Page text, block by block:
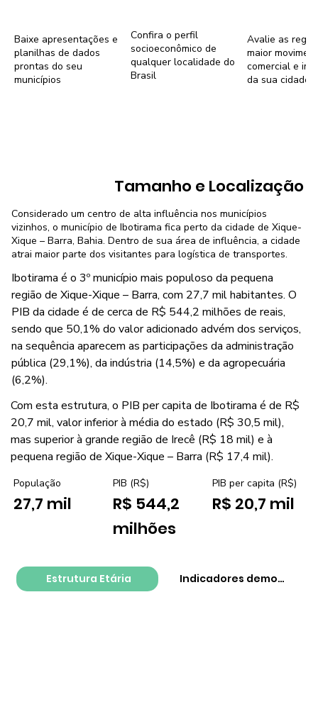
Baixe apresentações e
planilhas de dados
prontas do seu
municípios
Confira o perfil
socioeconômico de
qualquer localidade do
Brasil
Avalie as
maior
comercial e
da sua cidade
Estrutura Etária Indicadores
Tamanho e Localização
Considerado um centro de alta influência nos municípios
vizinhos, o município de Ibotirama fica perto da cidade de Xique-
Xique – Barra, Bahia. Dentro de sua área de influência, a cidade
atrai maior parte dos visitantes para logística de transportes.
Ibotirama é o 3º município mais populoso da pequena
região de Xique-Xique – Barra, com 27,7 mil habitantes. O
PIB da cidade é de cerca de R$ 544,2 milhões de reais,
sendo que 50,1% do valor adicionado advém dos serviços,
na sequência aparecem as participações da administração
pública (29,1%), da indústria (14,5%) e da agropecuária
(6,2%).
Com esta estrutura, o PIB per capita de Ibotirama é de R$
20,7 mil, valor inferior à média do estado (R$ 30,5 mil),
mas superior à grande região de Irecê (R$ 18 mil) e à
pequena região de Xique-Xique – Barra (R$ 17,4 mil).
População
27,7 mil
PIB (R$)
R$ 544,2
milhões
PIB per capita (R$)
R$ 20,7 mil